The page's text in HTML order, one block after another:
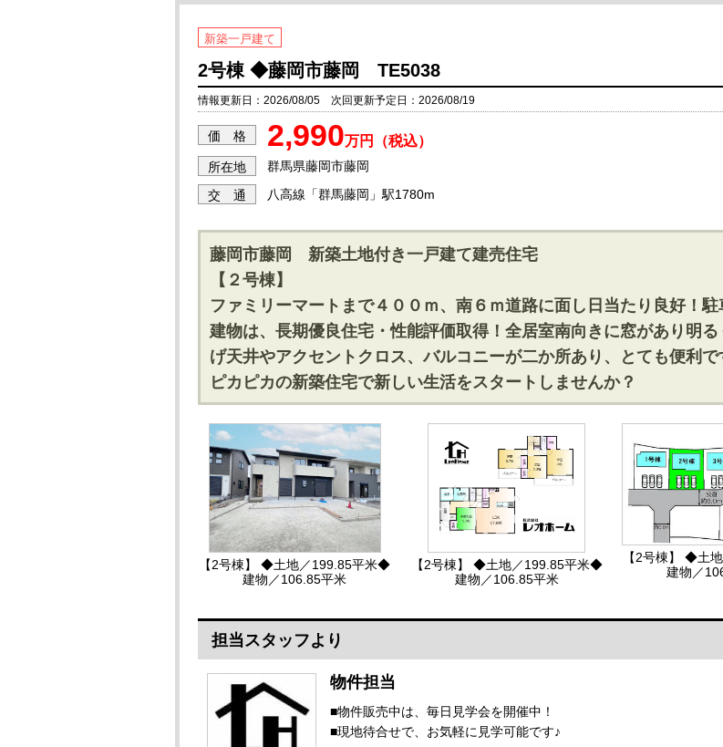
新築一戸建て
2号棟 ◆藤岡市藤岡 TE5038
情報更新日：2026/08/05 次回更新予定日：2026/08/19
価 格 2,990万円（税込）
所在地 群馬県藤岡市藤岡
交 通 八高線「群馬藤岡」駅1780m
藤岡市藤岡 新築土地付き一戸建て建売住宅
【２号棟】
ファミリーマートまで４００ｍ、南６ｍ道路に面し日当たり良好！駐
建物は、長期優良住宅・性能評価取得！全居室南向きに窓があり明
げ天井やアクセントクロス、バルコニーが二か所あり、とても便利で
ピカピカの新築住宅で新しい生活をスタートしませんか？
【2号棟】 ◆土地／199.85平米◆
建物／106.85平米
【2号棟】 ◆土地／199.85平米◆
建物／106.85平米
【2号棟】 ◆土
建物／
担当スタッフより
物件担当
■物件販売中は、毎日見学会を開催中！
■現地待合せで、お気軽に見学可能です♪